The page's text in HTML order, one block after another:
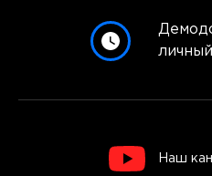
Наш